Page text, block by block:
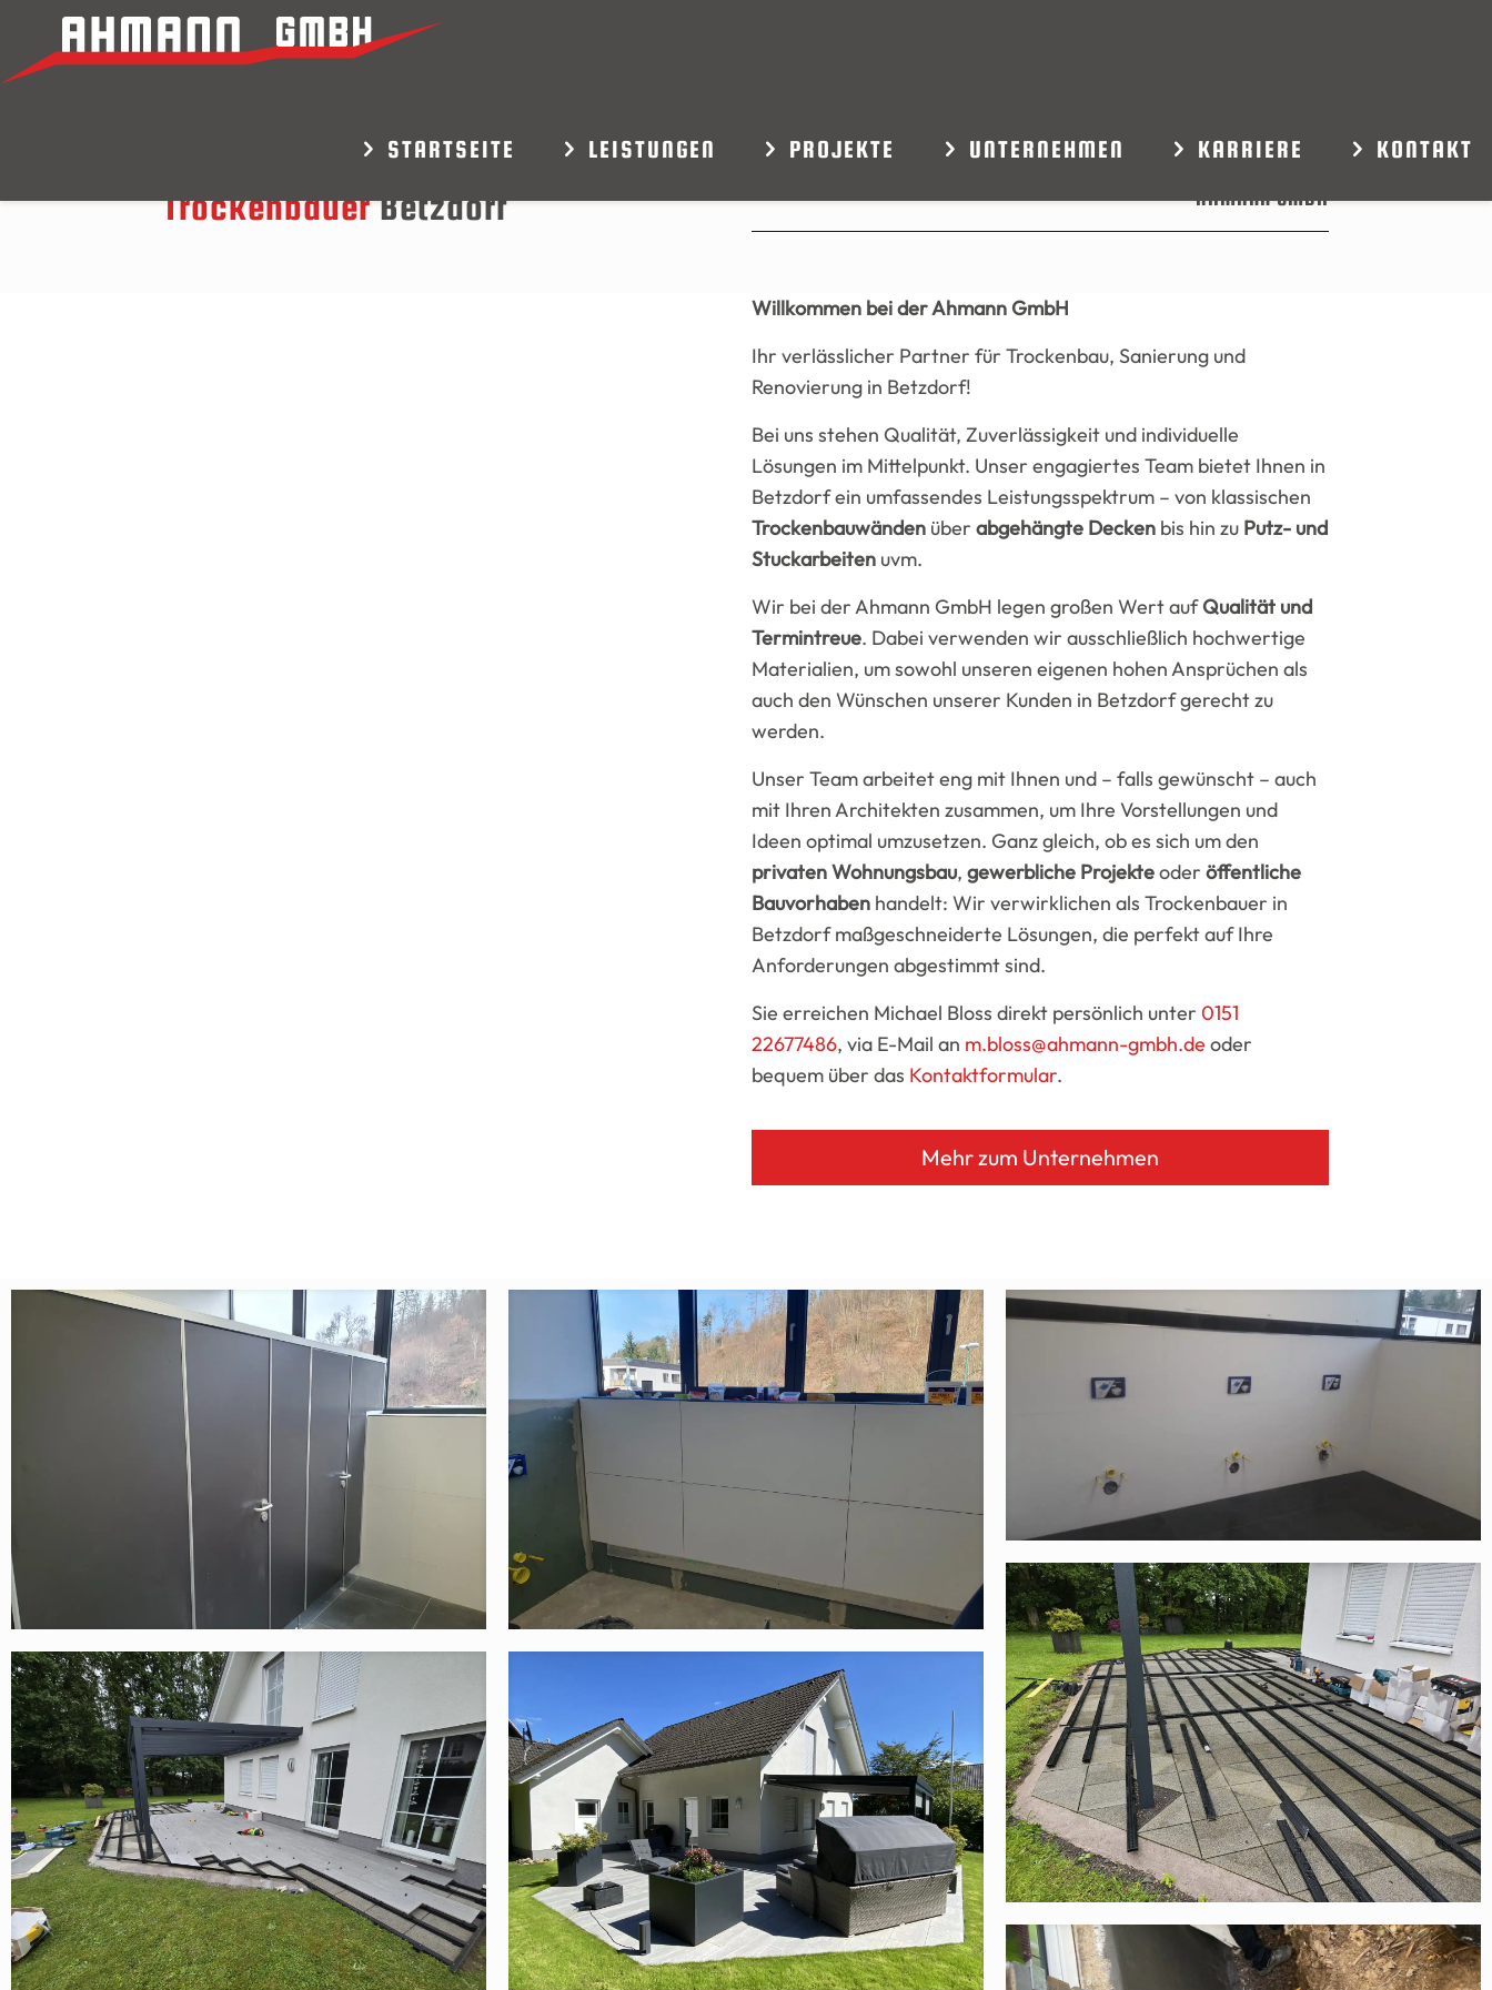
STARTSEITE LEISTUNGEN PROJEKTE UNTERNEHMEN KARRIERE KONTAKT
TrockenbauerBetzdorf AHMANN GMBH
Willkommen bei der Ahmann GmbH
Ihr verlässlicher Partner für Trockenbau, Sanierung und
Renovierung in Betzdorf!
Bei uns stehen Qualität, Zuverlässigkeit und individuelle
Lösungen im Mittelpunkt. Unser engagiertes Team bietet Ihnen in
Betzdorf ein umfassendes Leistungsspektrum – von klassischen
Trockenbauwänden überabgehängte Decken bis hin zu Putz- und
Stuckarbeiten uvm.
Wir bei der Ahmann GmbH legen großen Wert aufQualität und
Termintreue. Dabei verwenden wir ausschließlich hochwertige
Materialien, um sowohl unseren eigenen hohen Ansprüchen als
auch den Wünschen unserer Kunden in Betzdorf gerecht zu
werden.
Unser Team arbeitet eng mit Ihnen und – falls gewünscht – auch
mit Ihren Architekten zusammen, um Ihre Vorstellungen und
Ideen optimal umzusetzen. Ganz gleich, ob es sich um den
privaten Wohnungsbau,gewerbliche Projekteoderöffentliche
Bauvorhaben handelt: Wir verwirklichen als Trockenbauer in
Betzdorf maßgeschneiderte Lösungen, die perfekt auf Ihre
Anforderungen abgestimmt sind.
Sie erreichen Michael Bloss direkt persönlich unter0151
22677486, via E-Mail an m.bloss@ahmann-gmbh.de oder
bequem über das Kontaktformular.
Mehr zum Unternehmen